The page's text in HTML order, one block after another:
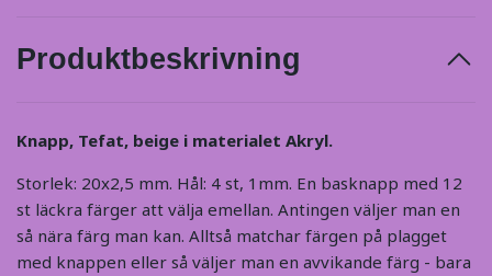
Produktbeskrivning
Knapp, Tefat, beige i materialet Akryl.
Storlek: 20x2,5 mm. Hål: 4 st, 1mm. En basknapp med 12
st läckra färger att välja emellan. Antingen väljer man en
så nära färg man kan. Alltså matchar färgen på plagget
med knappen eller så väljer man en avvikande färg - bara